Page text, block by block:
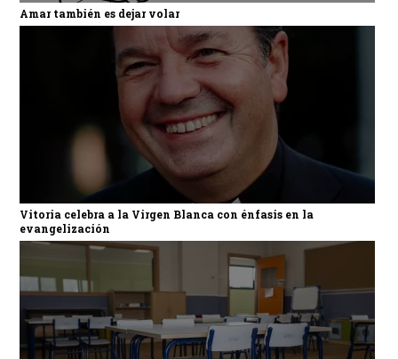
Amar también es dejar volar
Vitoria celebra a la Virgen Blanca con énfasis en la
evangelización